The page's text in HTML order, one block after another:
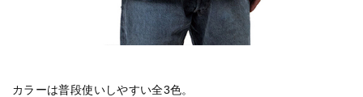
カラーは普段使いしやすい全3色。